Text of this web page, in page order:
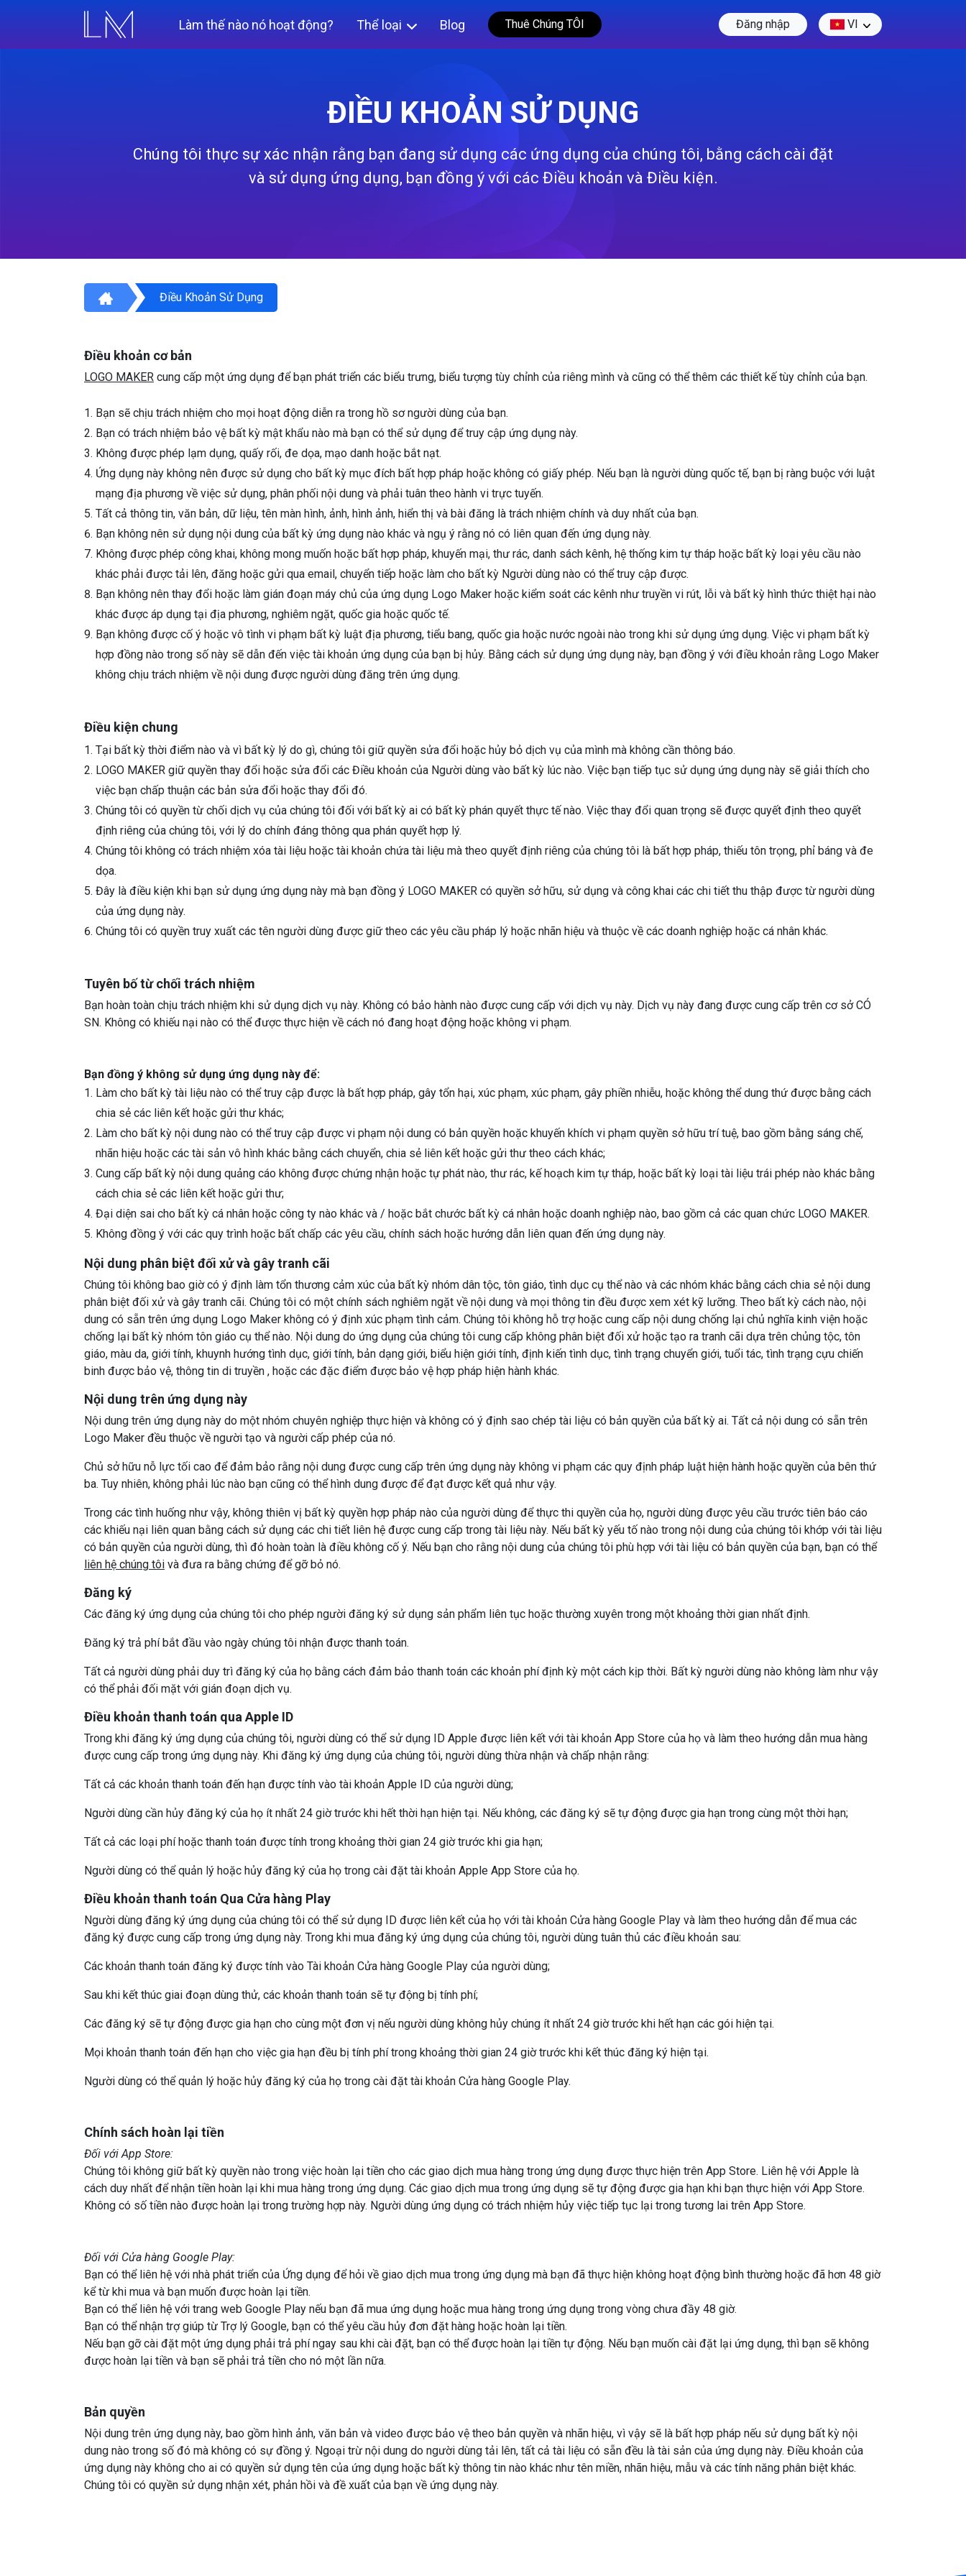
Làm thế nào nó hoạt động? Thể loại Blog Thuê Chúng TÔI Đăng nhập VI
ĐIỀU KHOẢN SỬ DỤNG
Chúng tôi thực sự xác nhận rằng bạn đang sử dụng các ứng dụng của chúng tôi, bằng cách cài đặt
và sử dụng ứng dụng, bạn đồng ý với các Điều khoản và Điều kiện.
Điều Khoản Sử Dụng
Điều khoản cơ bản
LOGO MAKER cung cấp một ứng dụng để bạn phát triển các biểu trưng, ​​biểu tượng tùy chỉnh của riêng mình và cũng có thể thêm các thiết kế tùy chỉnh của bạn.
Bạn sẽ chịu trách nhiệm cho mọi hoạt động diễn ra trong hồ sơ người dùng của bạn.
Bạn có trách nhiệm bảo vệ bất kỳ mật khẩu nào mà bạn có thể sử dụng để truy cập ứng dụng này.
Không được phép lạm dụng, quấy rối, đe dọa, mạo danh hoặc bắt nạt.
Ứng dụng này không nên được sử dụng cho bất kỳ mục đích bất hợp pháp hoặc không có giấy phép. Nếu bạn là người dùng quốc tế, bạn bị ràng buộc với luật
mạng địa phương về việc sử dụng, phân phối nội dung và phải tuân theo hành vi trực tuyến.
Tất cả thông tin, văn bản, dữ liệu, tên màn hình, ảnh, hình ảnh, hiển thị và bài đăng là trách nhiệm chính và duy nhất của bạn.
Bạn không nên sử dụng nội dung của bất kỳ ứng dụng nào khác và ngụ ý rằng nó có liên quan đến ứng dụng này.
Không được phép công khai, không mong muốn hoặc bất hợp pháp, khuyến mại, thư rác, danh sách kênh, hệ thống kim tự tháp hoặc bất kỳ loại yêu cầu nào
khác phải được tải lên, đăng hoặc gửi qua email, chuyển tiếp hoặc làm cho bất kỳ Người dùng nào có thể truy cập được.
Bạn không nên thay đổi hoặc làm gián đoạn máy chủ của ứng dụng Logo Maker hoặc kiểm soát các kênh như truyền vi rút, lỗi và bất kỳ hình thức thiệt hại nào
khác được áp dụng tại địa phương, nghiêm ngặt, quốc gia hoặc quốc tế.
Bạn không được cố ý hoặc vô tình vi phạm bất kỳ luật địa phương, tiểu bang, quốc gia hoặc nước ngoài nào trong khi sử dụng ứng dụng. Việc vi phạm bất kỳ
hợp đồng nào trong số này sẽ dẫn đến việc tài khoản ứng dụng của bạn bị hủy. Bằng cách sử dụng ứng dụng này, bạn đồng ý với điều khoản rằng Logo Maker
không chịu trách nhiệm về nội dung được người dùng đăng trên ứng dụng.
Điều kiện chung
Tại bất kỳ thời điểm nào và vì bất kỳ lý do gì, chúng tôi giữ quyền sửa đổi hoặc hủy bỏ dịch vụ của mình mà không cần thông báo.
LOGO MAKER giữ quyền thay đổi hoặc sửa đổi các Điều khoản của Người dùng vào bất kỳ lúc nào. Việc bạn tiếp tục sử dụng ứng dụng này sẽ giải thích cho
việc bạn chấp thuận các bản sửa đổi hoặc thay đổi đó.
Chúng tôi có quyền từ chối dịch vụ của chúng tôi đối với bất kỳ ai có bất kỳ phán quyết thực tế nào. Việc thay đổi quan trọng sẽ được quyết định theo quyết
định riêng của chúng tôi, với lý do chính đáng thông qua phán quyết hợp lý.
Chúng tôi không có trách nhiệm xóa tài liệu hoặc tài khoản chứa tài liệu mà theo quyết định riêng của chúng tôi là bất hợp pháp, thiếu tôn trọng, phỉ báng và đe
dọa.
Đây là điều kiện khi bạn sử dụng ứng dụng này mà bạn đồng ý LOGO MAKER có quyền sở hữu, sử dụng và công khai các chi tiết thu thập được từ người dùng
của ứng dụng này.
Chúng tôi có quyền truy xuất các tên người dùng được giữ theo các yêu cầu pháp lý hoặc nhãn hiệu và thuộc về các doanh nghiệp hoặc cá nhân khác.
Tuyên bố từ chối trách nhiệm
Bạn hoàn toàn chịu trách nhiệm khi sử dụng dịch vụ này. Không có bảo hành nào được cung cấp với dịch vụ này. Dịch vụ này đang được cung cấp trên cơ sở CÓ
SN. Không có khiếu nại nào có thể được thực hiện về cách nó đang hoạt động hoặc không vi phạm.
Bạn đồng ý không sử dụng ứng dụng này để:
Làm cho bất kỳ tài liệu nào có thể truy cập được là bất hợp pháp, gây tổn hại, xúc phạm, xúc phạm, gây phiền nhiễu, hoặc không thể dung thứ được bằng cách
chia sẻ các liên kết hoặc gửi thư khác;
Làm cho bất kỳ nội dung nào có thể truy cập được vi phạm nội dung có bản quyền hoặc khuyến khích vi phạm quyền sở hữu trí tuệ, bao gồm bằng sáng chế,
nhãn hiệu hoặc các tài sản vô hình khác bằng cách chuyển, chia sẻ liên kết hoặc gửi thư theo cách khác;
Cung cấp bất kỳ nội dung quảng cáo không được chứng nhận hoặc tự phát nào, thư rác, kế hoạch kim tự tháp, hoặc bất kỳ loại tài liệu trái phép nào khác bằng
cách chia sẻ các liên kết hoặc gửi thư;
Đại diện sai cho bất kỳ cá nhân hoặc công ty nào khác và / hoặc bắt chước bất kỳ cá nhân hoặc doanh nghiệp nào, bao gồm cả các quan chức LOGO MAKER.
Không đồng ý với các quy trình hoặc bất chấp các yêu cầu, chính sách hoặc hướng dẫn liên quan đến ứng dụng này.
Nội dung phân biệt đối xử và gây tranh cãi
Chúng tôi không bao giờ có ý định làm tổn thương cảm xúc của bất kỳ nhóm dân tộc, tôn giáo, tình dục cụ thể nào và các nhóm khác bằng cách chia sẻ nội dung
phân biệt đối xử và gây tranh cãi. Chúng tôi có một chính sách nghiêm ngặt về nội dung và mọi thông tin đều được xem xét kỹ lưỡng. Theo bất kỳ cách nào, nội
dung có sẵn trên ứng dụng Logo Maker không có ý định xúc phạm tình cảm. Chúng tôi không hỗ trợ hoặc cung cấp nội dung chống lại chủ nghĩa kinh viện hoặc
chống lại bất kỳ nhóm tôn giáo cụ thể nào. Nội dung do ứng dụng của chúng tôi cung cấp không phân biệt đối xử hoặc tạo ra tranh cãi dựa trên chủng tộc, tôn
giáo, màu da, giới tính, khuynh hướng tình dục, giới tính, bản dạng giới, biểu hiện giới tính, định kiến ​​tình dục, tình trạng chuyển giới, tuổi tác, tình trạng cựu chiến
binh được bảo vệ, thông tin di truyền , hoặc các đặc điểm được bảo vệ hợp pháp hiện hành khác.
Nội dung trên ứng dụng này
Nội dung trên ứng dụng này do một nhóm chuyên nghiệp thực hiện và không có ý định sao chép tài liệu có bản quyền của bất kỳ ai. Tất cả nội dung có sẵn trên
Logo Maker đều thuộc về người tạo và người cấp phép của nó.
Chủ sở hữu nỗ lực tối cao để đảm bảo rằng nội dung được cung cấp trên ứng dụng này không vi phạm các quy định pháp luật hiện hành hoặc quyền của bên thứ
ba. Tuy nhiên, không phải lúc nào bạn cũng có thể hình dung được để đạt được kết quả như vậy.
Trong các tình huống như vậy, không thiên vị bất kỳ quyền hợp pháp nào của người dùng để thực thi quyền của họ, người dùng được yêu cầu trước tiên báo cáo
các khiếu nại liên quan bằng cách sử dụng các chi tiết liên hệ được cung cấp trong tài liệu này. Nếu bất kỳ yếu tố nào trong nội dung của chúng tôi khớp với tài liệu
có bản quyền của người dùng, thì đó hoàn toàn là điều không cố ý. Nếu bạn cho rằng nội dung của chúng tôi phù hợp với tài liệu có bản quyền của bạn, bạn có thể
liên hệ chúng tôi và đưa ra bằng chứng để gỡ bỏ nó.
Đăng ký
Các đăng ký ứng dụng của chúng tôi cho phép người đăng ký sử dụng sản phẩm liên tục hoặc thường xuyên trong một khoảng thời gian nhất định.
Đăng ký trả phí bắt đầu vào ngày chúng tôi nhận được thanh toán.
Tất cả người dùng phải duy trì đăng ký của họ bằng cách đảm bảo thanh toán các khoản phí định kỳ một cách kịp thời. Bất kỳ người dùng nào không làm như vậy
có thể phải đối mặt với gián đoạn dịch vụ.
Điều khoản thanh toán qua Apple ID
Trong khi đăng ký ứng dụng của chúng tôi, người dùng có thể sử dụng ID Apple được liên kết với tài khoản App Store của họ và làm theo hướng dẫn mua hàng
được cung cấp trong ứng dụng này. Khi đăng ký ứng dụng của chúng tôi, người dùng thừa nhận và chấp nhận rằng:
Tất cả các khoản thanh toán đến hạn được tính vào tài khoản Apple ID của người dùng;
Người dùng cần hủy đăng ký của họ ít nhất 24 giờ trước khi hết thời hạn hiện tại. Nếu không, các đăng ký sẽ tự động được gia hạn trong cùng một thời hạn;
Tất cả các loại phí hoặc thanh toán được tính trong khoảng thời gian 24 giờ trước khi gia hạn;
Người dùng có thể quản lý hoặc hủy đăng ký của họ trong cài đặt tài khoản Apple App Store của họ.
Điều khoản thanh toán Qua Cửa hàng Play
Người dùng đăng ký ứng dụng của chúng tôi có thể sử dụng ID được liên kết của họ với tài khoản Cửa hàng Google Play và làm theo hướng dẫn để mua các
đăng ký được cung cấp trong ứng dụng này. Trong khi mua đăng ký ứng dụng của chúng tôi, người dùng tuân thủ các điều khoản sau:
Các khoản thanh toán đăng ký được tính vào Tài khoản Cửa hàng Google Play của người dùng;
Sau khi kết thúc giai đoạn dùng thử, các khoản thanh toán sẽ tự động bị tính phí;
Các đăng ký sẽ tự động được gia hạn cho cùng một đơn vị nếu người dùng không hủy chúng ít nhất 24 giờ trước khi hết hạn các gói hiện tại.
Mọi khoản thanh toán đến hạn cho việc gia hạn đều bị tính phí trong khoảng thời gian 24 giờ trước khi kết thúc đăng ký hiện tại.
Người dùng có thể quản lý hoặc hủy đăng ký của họ trong cài đặt tài khoản Cửa hàng Google Play.
Chính sách hoàn lại tiền
Đối với App Store:
Chúng tôi không giữ bất kỳ quyền nào trong việc hoàn lại tiền cho các giao dịch mua hàng trong ứng dụng được thực hiện trên App Store. Liên hệ với Apple là
cách duy nhất để nhận tiền hoàn lại khi mua hàng trong ứng dụng. Các giao dịch mua trong ứng dụng sẽ tự động được gia hạn khi bạn thực hiện với App Store.
Không có số tiền nào được hoàn lại trong trường hợp này. Người dùng ứng dụng có trách nhiệm hủy việc tiếp tục lại trong tương lai trên App Store.
Đối với Cửa hàng Google Play:
Bạn có thể liên hệ với nhà phát triển của Ứng dụng để hỏi về giao dịch mua trong ứng dụng mà bạn đã thực hiện không hoạt động bình thường hoặc đã hơn 48 giờ
kể từ khi mua và bạn muốn được hoàn lại tiền.
Bạn có thể liên hệ với trang web Google Play nếu bạn đã mua ứng dụng hoặc mua hàng trong ứng dụng trong vòng chưa đầy 48 giờ.
Bạn có thể nhận trợ giúp từ Trợ lý Google, bạn có thể yêu cầu hủy đơn đặt hàng hoặc hoàn lại tiền.
Nếu bạn gỡ cài đặt một ứng dụng phải trả phí ngay sau khi cài đặt, bạn có thể được hoàn lại tiền tự động. Nếu bạn muốn cài đặt lại ứng dụng, thì bạn sẽ không
được hoàn lại tiền và bạn sẽ phải trả tiền cho nó một lần nữa.
Bản quyền
Nội dung trên ứng dụng này, bao gồm hình ảnh, văn bản và video được bảo vệ theo bản quyền và nhãn hiệu, vì vậy sẽ là bất hợp pháp nếu sử dụng bất kỳ nội
dung nào trong số đó mà không có sự đồng ý. Ngoại trừ nội dung do người dùng tải lên, tất cả tài liệu có sẵn đều là tài sản của ứng dụng này. Điều khoản của
ứng dụng này không cho ai có quyền sử dụng tên của ứng dụng hoặc bất kỳ thông tin nào khác như tên miền, nhãn hiệu, mẫu và các tính năng phân biệt khác.
Chúng tôi có quyền sử dụng nhận xét, phản hồi và đề xuất của bạn về ứng dụng này.
Design Unlimited Content With Our Mac App
Access Thousands Of Editable Templates For Your Design Needs
×Close
I Would Like To Use Web Editor!